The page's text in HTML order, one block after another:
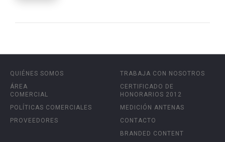
QUIÉNES SOMOS
ÁREA
COMERCIAL
POLÍTICAS COMERCIALES
PROVEEDORES
TRABAJA CON NOSOTROS
CERTIFICADO DE
HONORARIOS 2012
MEDICIÓN ANTENAS
CONTACTO
BRANDED CONTENT